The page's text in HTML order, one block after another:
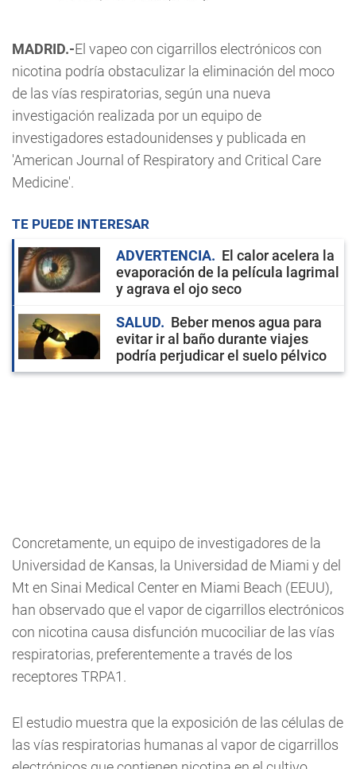
MADRID.-El vapeo con cigarrillos electrónicos con
nicotina podría obstaculizar la eliminación del moco
de las vías respiratorias, según una nueva
investigación realizada por un equipo de
investigadores estadounidenses y publicada en
'American Journal of Respiratory and Critical Care
Medicine'.
TE PUEDE INTERESAR
ADVERTENCIA
El calor acelera la
evaporación de la película lagrimal
y agrava el ojo seco
SALUD
Beber menos agua para
evitar ir al baño durante viajes
podría perjudicar el suelo pélvico
Concretamente, un equipo de investigadores de la
Universidad de Kansas, la Universidad de Miami y del
Mt en Sinai Medical Center en Miami Beach (EEUU),
han observado que el vapor de cigarrillos electrónicos
con nicotina causa disfunción mucociliar de las vías
respiratorias, preferentemente a través de los
receptores TRPA1.
El estudio muestra que la exposición de las células de
las vías respiratorias humanas al vapor de cigarrillos